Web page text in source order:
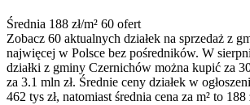
Średnia 188 zł/m² 60 ofert
Zobacz 60 aktualnych działek na sprzedaż z
najwięcej w Polsce bez pośredników. W
działki z gminy Czernichów można kupić za
za 3.1 mln zł. Średnie ceny działek w
462 tys zł, natomiast średnia cena za m² to 188